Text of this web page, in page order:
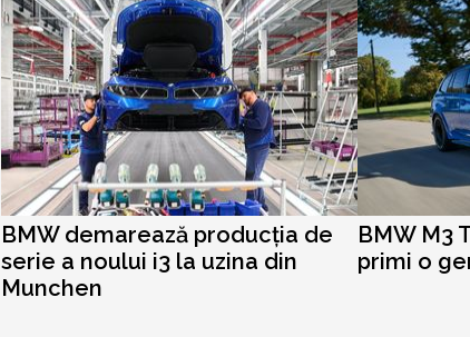
BMW demarează producția de
serie a noului i3 la uzina din
Munchen
BMW M3
primi o